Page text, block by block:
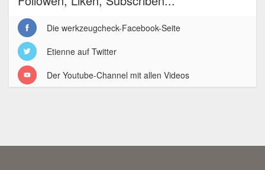
Die werkzeugcheck-Facebook-Seite
Etienne auf Twitter
Der Youtube-Channel mit allen Videos